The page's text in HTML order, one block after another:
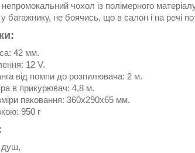
чохол із полімерного
багажнику, не боячись, що в салон і на речі
42 мм.
12 V.
від помпи до розпилювача: 2 м.
в прикурювач: 4,8 м.
паковання: 360х290х65 мм.
950 г
душ,